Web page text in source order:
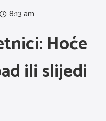
8:13 am
Hoće
ili slijedi